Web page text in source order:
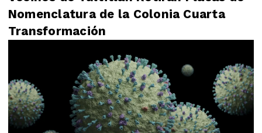
Nomenclatura de la Colonia Cuarta
Transformación